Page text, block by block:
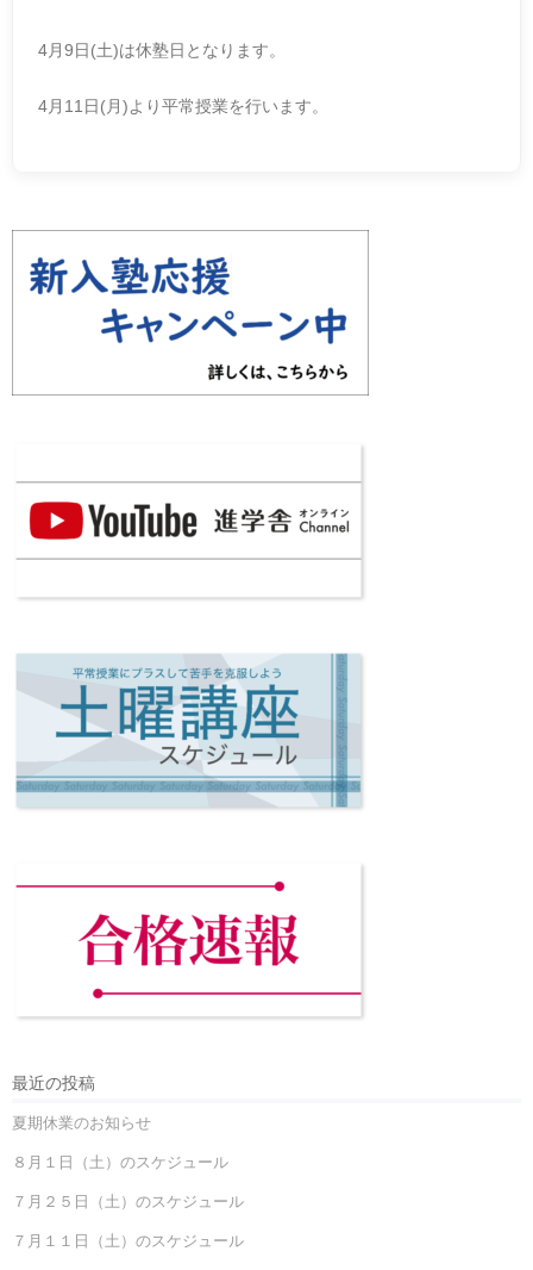
4月9日(土)は休塾日となります。
4月11日(月)より平常授業を行います。
最近の投稿
夏期休業のお知らせ
８月１日（土）のスケジュール
７月２５日（土）のスケジュール
７月１１日（土）のスケジュール